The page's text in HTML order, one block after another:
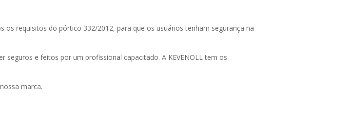
requisitos do pórtico 332/2012, para que os usuários tenham segurança na
e feitos por um profissional capacitado. A KEVENOLL tem os
marca.